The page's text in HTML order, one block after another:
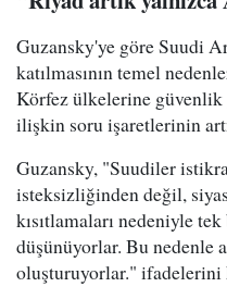
Guzansky'ye göre Suudi
katılmasının temel
Körfez ülkelerine güvenlik
ilişkin soru işaretlerinin
Guzansky, "Suudiler
isteksizliğinden değil,
kısıtlamaları nedeniyle
düşünüyorlar. Bu nedenle
oluşturuyorlar." ifadelerini